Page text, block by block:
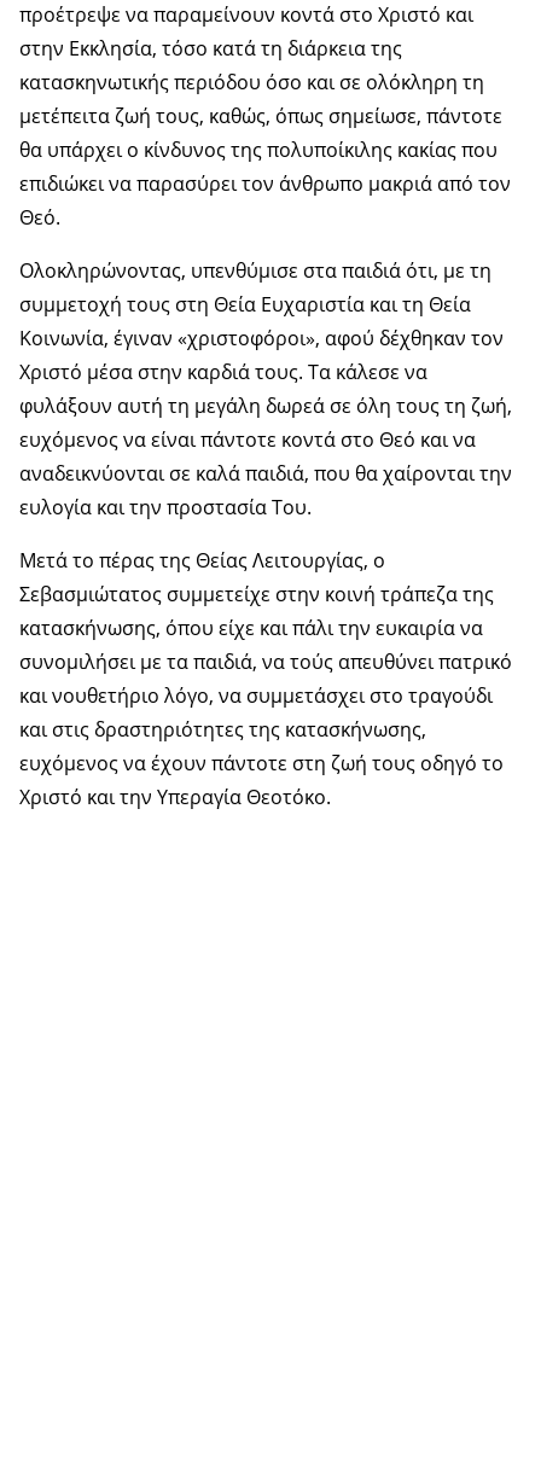
προέτρεψε να παραμείνουν κοντά στο Χριστό και
στην Εκκλησία, τόσο κατά τη διάρκεια της
κατασκηνωτικής περιόδου όσο και σε ολόκληρη τη
μετέπειτα ζωή τους, καθώς, όπως σημείωσε, πάντοτε
θα υπάρχει ο κίνδυνος της πολυποίκιλης κακίας που
επιδιώκει να παρασύρει τον άνθρωπο μακριά από τον
Θεό.
Ολοκληρώνοντας, υπενθύμισε στα παιδιά ότι, με τη
συμμετοχή τους στη Θεία Ευχαριστία και τη Θεία
Κοινωνία, έγιναν «χριστοφόροι», αφού δέχθηκαν τον
Χριστό μέσα στην καρδιά τους. Τα κάλεσε να
φυλάξουν αυτή τη μεγάλη δωρεά σε όλη τους τη ζωή,
ευχόμενος να είναι πάντοτε κοντά στο Θεό και να
αναδεικνύονται σε καλά παιδιά, που θα χαίρονται την
ευλογία και την προστασία Του.
Μετά το πέρας της Θείας Λειτουργίας, ο
Σεβασμιώτατος συμμετείχε στην κοινή τράπεζα της
κατασκήνωσης, όπου είχε και πάλι την ευκαιρία να
συνομιλήσει με τα παιδιά, να τούς απευθύνει πατρικό
και νουθετήριο λόγο, να συμμετάσχει στο τραγούδι
και στις δραστηριότητες της κατασκήνωσης,
ευχόμενος να έχουν πάντοτε στη ζωή τους οδηγό το
Χριστό και την Υπεραγία Θεοτόκο.